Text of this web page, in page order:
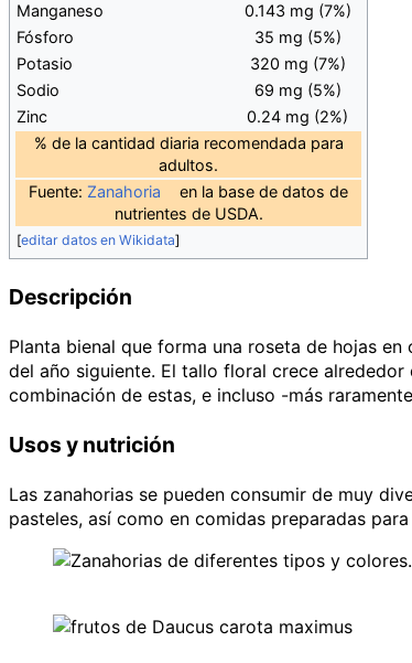
Manganeso
0.143 mg (7%)
Fósforo
35 mg (5%)
Potasio
320 mg (7%)
Sodio
69 mg (5%)
Zinc
0.24 mg (2%)
% de la cantidad diaria recomendada para
adultos.
Fuente: Zanahoria
en la base de datos de
nutrientes de USDA.
[editar datos en Wikidata]
Descripción
Planta bienal que forma una roseta de hojas
del año siguiente. El tallo floral crece
combinación de estas, e incluso -más
Usos y nutrición
Las zanahorias se pueden consumir de muy
pasteles, así como en comidas preparadas